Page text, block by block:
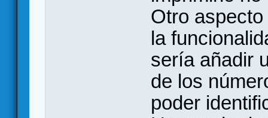
Otro
la
sería añadir
de los
poder